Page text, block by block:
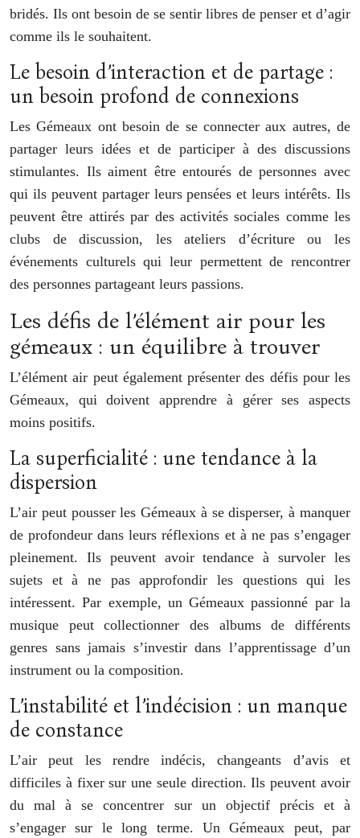
bridés. Ils ont besoin de se sentir libres de penser et d’agir
comme ils le souhaitent.
Le besoin d’interaction et de partage :
un besoin profond de connexions
Les Gémeaux ont besoin de se connecter aux autres, de
partager leurs idées et de participer à des discussions
stimulantes. Ils aiment être entourés de personnes avec
qui ils peuvent partager leurs pensées et leurs intérêts. Ils
peuvent être attirés par des activités sociales comme les
clubs de discussion, les ateliers d’écriture ou les
événements culturels qui leur permettent de rencontrer
des personnes partageant leurs passions.
Les défis de l’élément air pour les
gémeaux : un équilibre à trouver
L’élément air peut également présenter des défis pour les
Gémeaux, qui doivent apprendre à gérer ses aspects
moins positifs.
La superficialité : une tendance à la
dispersion
L’air peut pousser les Gémeaux à se disperser, à manquer
de profondeur dans leurs réflexions et à ne pas s’engager
pleinement. Ils peuvent avoir tendance à survoler les
sujets et à ne pas approfondir les questions qui les
intéressent. Par exemple, un Gémeaux passionné par la
musique peut collectionner des albums de différents
genres sans jamais s’investir dans l’apprentissage d’un
instrument ou la composition.
L’instabilité et l’indécision : un manque
de constance
L’air peut les rendre indécis, changeants d’avis et
difficiles à fixer sur une seule direction. Ils peuvent avoir
du mal à se concentrer sur un objectif précis et à
s’engager sur le long terme. Un Gémeaux peut, par